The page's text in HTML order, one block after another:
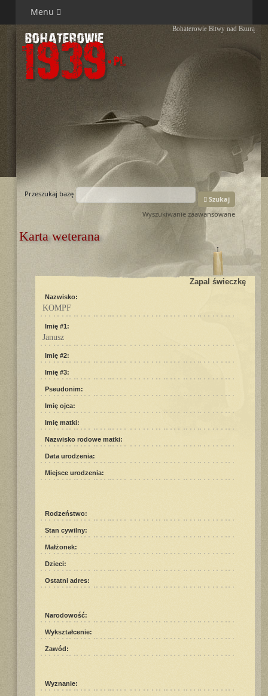
Menu
Bohaterowie Bitwy nad Bzurą
Przeszukaj bazę
Szukaj
Wyszukiwanie zaawansowane
Karta weterana
Zapal świeczkę
Nazwisko:
KOMPF
Imię #1:
Janusz
Imię #2:
Imię #3:
Pseudonim:
Imię ojca:
Imię matki:
Nazwisko rodowe matki:
Data urodzenia:
Miejsce urodzenia:
Rodzeństwo:
Stan cywilny:
Małżonek:
Dzieci:
Ostatni adres:
Narodowość:
Wykształcenie:
Zawód:
Wyznanie: